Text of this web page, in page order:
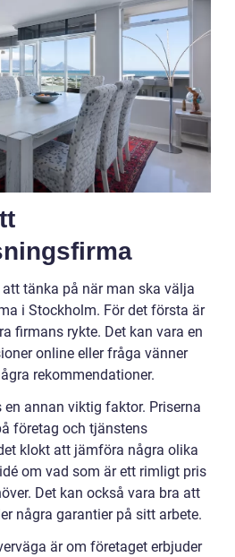
tänka på när man ska välja
i Stockholm. För det första är
firmans rykte. Det kan vara en
online eller fråga vänner
rekommendationer.
annan viktig faktor. Priserna
företag och tjänstens
klokt att jämföra några olika
om vad som är ett rimligt pris
Det kan också vara bra att
några garantier på sitt arbete.
är om företaget erbjuder